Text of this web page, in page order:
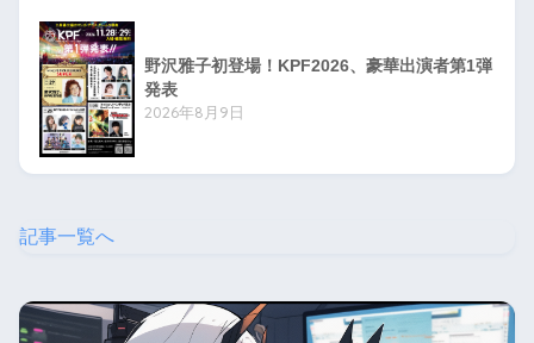
野沢雅子初登場！KPF2026、豪華出演者第1弾
発表
2026年8月9日
記事一覧へ